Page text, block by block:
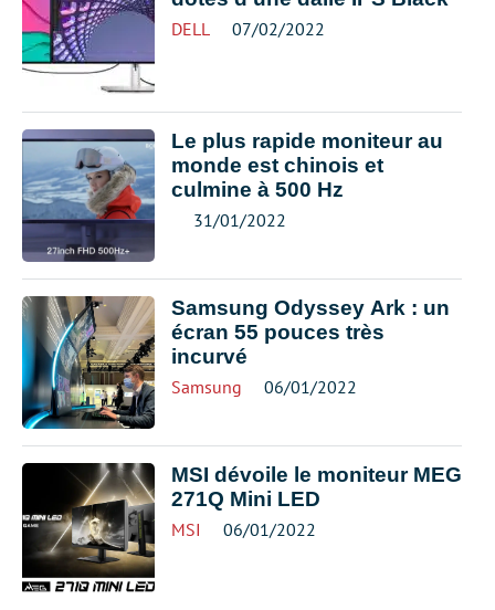
DELL 07/02/2022
Le plus rapide moniteur au
monde est chinois et
culmine à 500 Hz
31/01/2022
Samsung Odyssey Ark : un
écran 55 pouces très
incurvé
Samsung 06/01/2022
MSI dévoile le moniteur MEG
271Q Mini LED
MSI 06/01/2022